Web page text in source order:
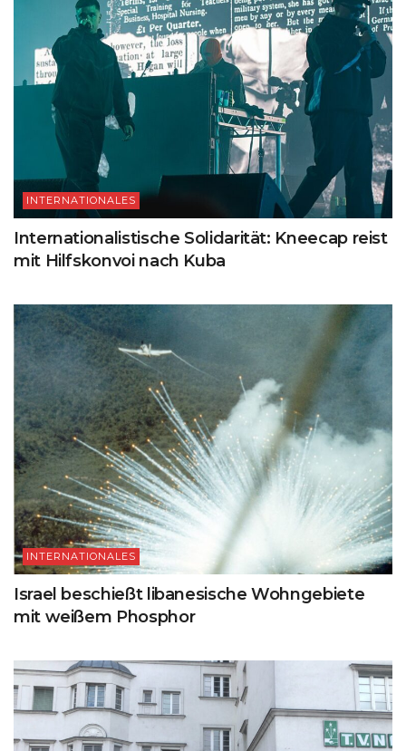
INTERNATIONALES
Internationalistische Solidarität: Kneecap reist
mit Hilfskonvoi nach Kuba
INTERNATIONALES
Israel beschießt libanesische Wohngebiete
mit weißem Phosphor